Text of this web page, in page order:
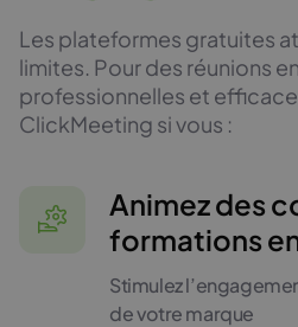
Les plateformes gratuites
limites. Pour des réunions
professionnelles et
ClickMeeting si vous :
Animez des
formations
Stimulez
de votre marque